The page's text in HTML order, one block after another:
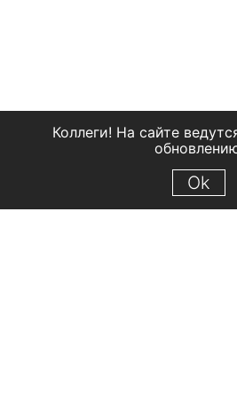
Коллеги! На сайте
Ok